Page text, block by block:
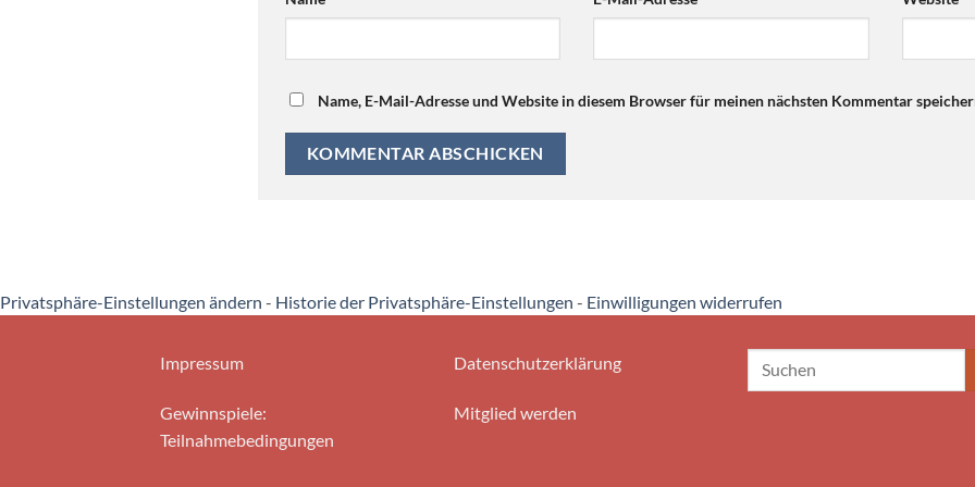
Name, E-Mail-Adresse und Website in diesem Browser für meinen nächsten Kommentar
Privatsphäre-Einstellungen ändern - Historie der Privatsphäre-Einstellungen - Einwilligungen widerrufen
Impressum
Gewinnspiele:
Teilnahmebedingungen
Datenschutzerklärung
Mitglied werden